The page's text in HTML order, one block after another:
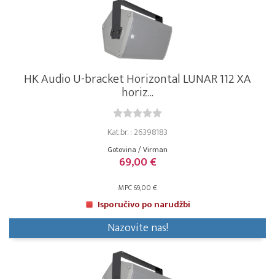
HK Audio U-bracket Horizontal LUNAR 112 XA
horiz...
Kat.br. : 26398183
Gotovina / Virman
69,00 €
MPC 69,00 €
Isporučivo po narudžbi
Nazovite nas!